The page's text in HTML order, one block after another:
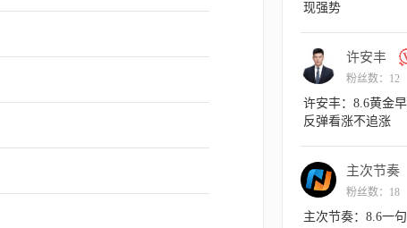
呈上行节奏
主次节奏
主次节奏：8.7一句话看懂黄金Gold
粉丝数：12
现强势
许安丰
粉丝数：12
许安丰：8.6黄金
反弹看涨不追涨
主次节奏
粉丝数：18
主次节奏：8.6一